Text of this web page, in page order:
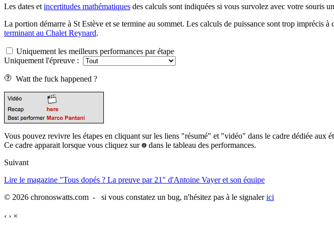
Les dates et incertitudes mathématiques des calculs sont indiquées si vous survolez avec votre souris
La portion démarre à St Estève et se termine au sommet. Les calculs de puissance sont trop imprécis
terminant au Chalet Reynard.
Uniquement les meilleurs performances par étape
Uniquement l'épreuve :
Watt the fuck happened ?
Vous pouvez revivre les étapes en cliquant sur les liens "résumé" et "vidéo" dans le cadre dédiée aux
Ce cadre apparait lorsque vous cliquez sur
dans le tableau des performances.
Suivant
Lire le magazine "Tous dopés ? La preuve par 21" d'Antoine Vayer et son équipe
© 2026 chronoswatts.com - si vous constatez un bug, n'hésitez pas à le signalerici
‹ › ×